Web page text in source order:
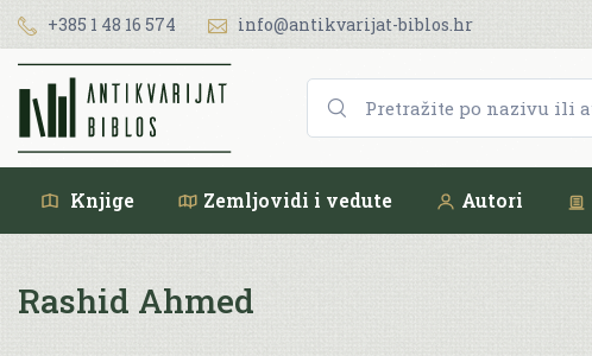
+385 1 48 16 574 info@antikvarijat-biblos.hr
Knjige Zemljovidi i vedute Autori
Rashid Ahmed